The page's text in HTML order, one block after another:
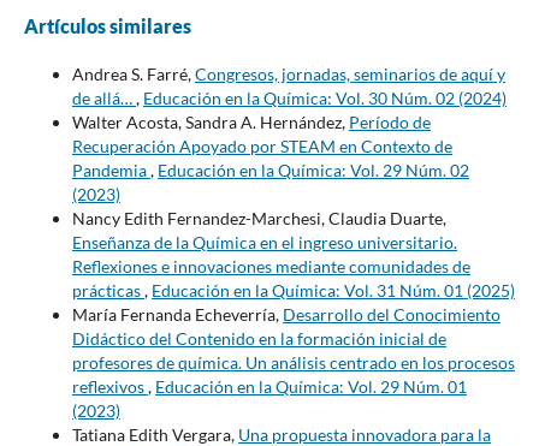
Artículos similares
Andrea S. Farré,Congresos, jornadas, seminarios de aquí y
de allá…, Educación en la Química: Vol. 30 Núm. 02 (2024)
Walter Acosta, Sandra A. Hernández, Período de
Recuperación Apoyado por STEAM en Contexto de
Pandemia, Educación en la Química: Vol. 29 Núm. 02
(2023)
Nancy Edith Fernandez-Marchesi, Claudia Duarte,
Enseñanza de la Química en el ingreso universitario.
Reflexiones e innovaciones mediante comunidades de
prácticas, Educación en la Química: Vol. 31 Núm. 01 (2025)
María Fernanda Echeverría, Desarrollo del Conocimiento
Didáctico del Contenido en la formación inicial de
profesores de química. Un análisis centrado en los procesos
reflexivos, Educación en la Química: Vol. 29 Núm. 01
(2023)
Tatiana Edith Vergara, Una propuesta innovadora para la